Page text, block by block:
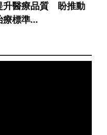
升醫療品質 盼推動
療標準...